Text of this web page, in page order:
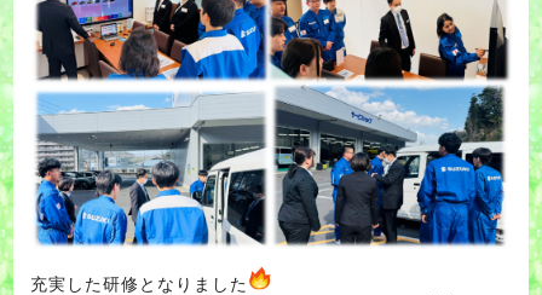
充実した研修となりました